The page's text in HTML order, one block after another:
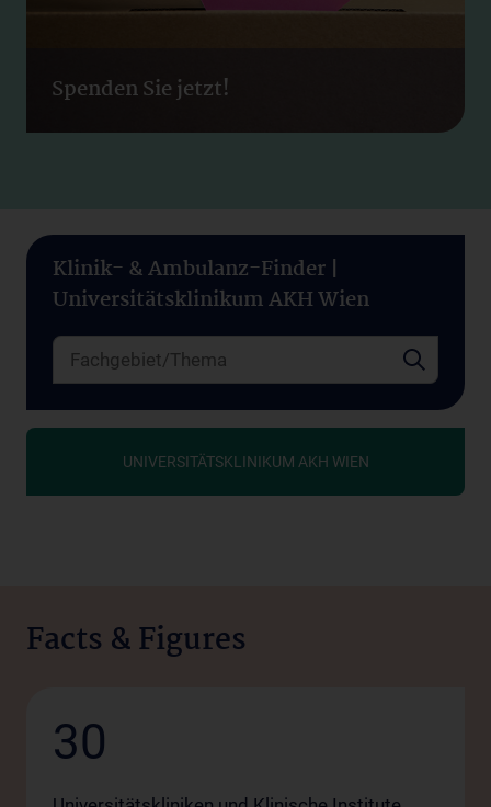
Spenden Sie jetzt!
Klinik- & Ambulanz-Finder |
Universitätsklinikum AKH Wien
UNIVERSITÄTSKLINIKUM AKH WIEN
Facts & Figures
30